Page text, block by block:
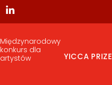
Międzynarodowy
konkurs dla
artystów
YICCA PRIZE